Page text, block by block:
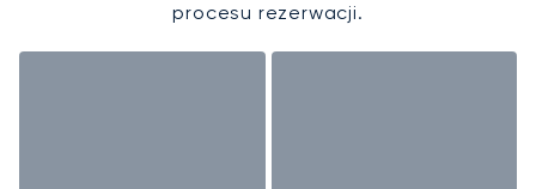
procesu rezerwacji.